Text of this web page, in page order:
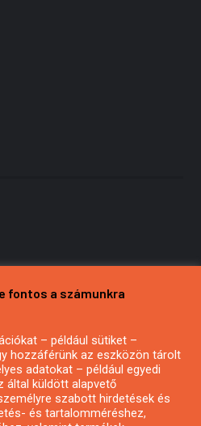
vagy hírlevél
fontos a számunkra
– például sütiket –
hozzáférünk az eszközön tárolt
adatokat – például egyedi
által küldött alapvető
szabott hirdetések és
és tartalomméréshez,